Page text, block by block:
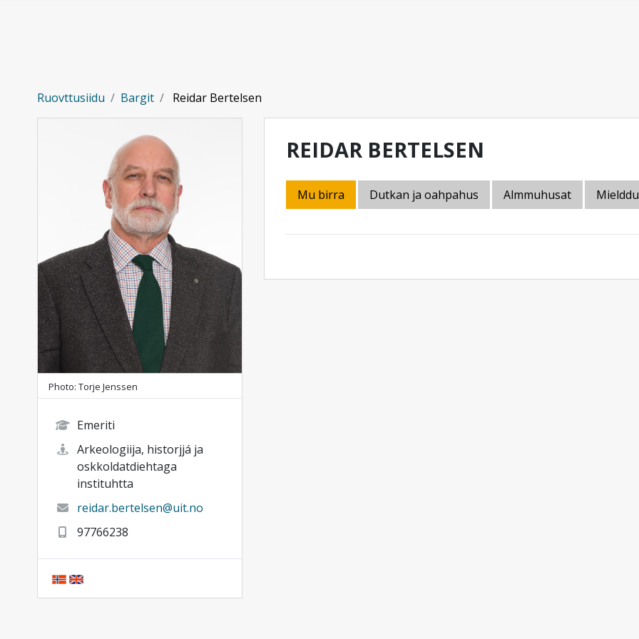
Ruovttusiidu Bargit Reidar Bertelsen
Photo: Torje Jenssen
Emeriti
Arkeologiija, historjjá ja
oskkoldatdiehtaga
instituhtta
reidar.bertelsen@uit.no
97766238
REIDAR BERTELSEN
Mu birra Dutkan ja oahpahus Almmuhusat